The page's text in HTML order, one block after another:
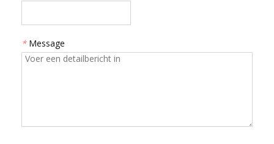
* Message